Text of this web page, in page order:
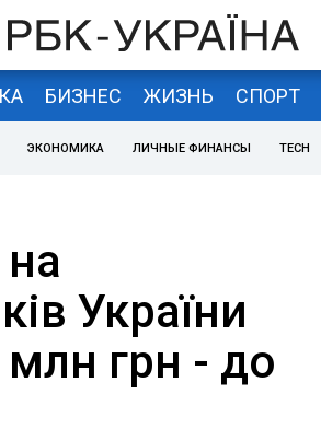
БИЗНЕС ЖИЗНЬ СПОРТ
ЭКОНОМИКА ЛИЧНЫЕ ФИНАНСЫ TECH
України
грн - до